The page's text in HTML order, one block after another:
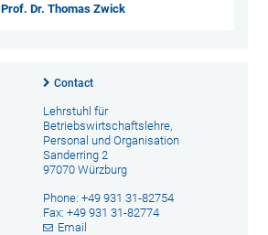
Prof. Dr. Thomas Zwick
Contact
Lehrstuhl für
Betriebswirtschaftslehre,
Personal und Organisation
Sanderring 2
97070 Würzburg
Phone: +49 931 31-82754
Fax: +49 931 31-82774
Email